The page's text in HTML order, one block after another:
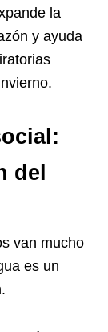
la
y ayuda
del
van mucho
es un